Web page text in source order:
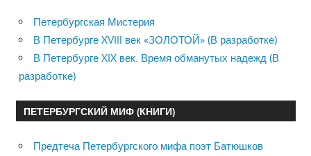
Петербургская Мистерия
В Петербурге XVIII век «ЗОЛОТОЙ» (В разработке)
В Петербурге XIX век. Время обманутых надежд (В
разработке)
ПЕТЕРБУРГСКИЙ МИФ (КНИГИ)
Предтеча Петербургского мифа поэт Батюшков